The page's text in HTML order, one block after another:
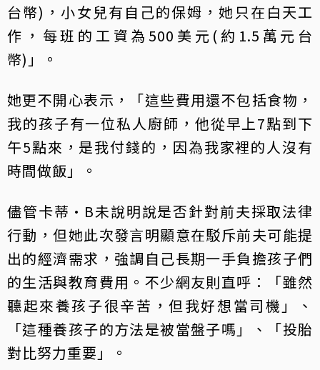
台幣)，小女兒有自己的保姆，她只在白天工
作，每班的工資為500美元(約1.5萬元台
幣)」。
她更不開心表示，「這些費用還不包括食物，
我的孩子有一位私人廚師，他從早上7點到下
午5點來，是我付錢的，因為我家裡的人沒有
時間做飯」。
儘管卡蒂·B未說明說是否針對前夫採取法律
行動，但她此次發言明顯意在駁斥前夫可能提
出的經濟需求，強調自己長期一手負擔孩子們
的生活與教育費用。不少網友則直呼：「雖然
聽起來養孩子很辛苦，但我好想當司機」、
「這種養孩子的方法是被當盤子嗎」、「投胎
對比努力重要」。